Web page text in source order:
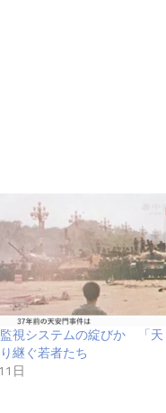
視システムの綻びか 「天
継ぐ若者たち
日